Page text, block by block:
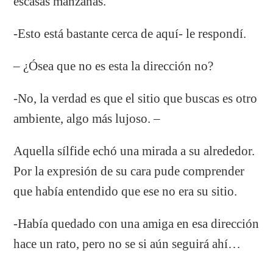
-Esto está bastante cerca de aquí- le respondí.
– ¿Ósea que no es esta la dirección no?
-No, la verdad es que el sitio que buscas es otro
ambiente, algo más lujoso. –
Aquella sílfide echó una mirada a su alrededor.
Por la expresión de su cara pude comprender
que había entendido que ese no era su sitio.
-Había quedado con una amiga en esa dirección
hace un rato, pero no se si aún seguirá ahí…